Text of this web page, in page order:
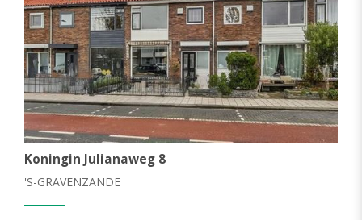
Koningin Julianaweg 8
'S-GRAVENZANDE